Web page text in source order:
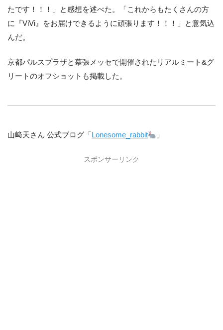
たです！！！」と感想を述べた。「これからもたくさんの方
に『ViVi』をお届けできるように頑張ります！！！」と意気込
んだ。
京都パルスプラザと幕張メッセで開催されたリアルミート&グ
リートのオフショットも掲載した。
山﨑天さん 公式ブログ「 Lonesome_rabbit 」
スポンサーリンク